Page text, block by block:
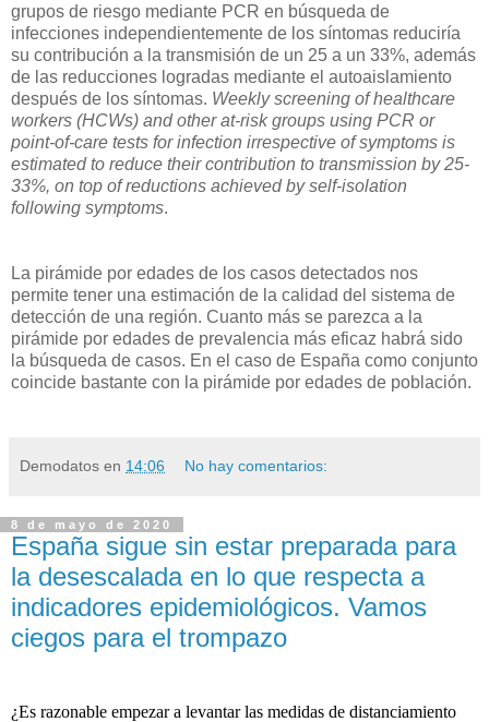
grupos de riesgo mediante PCR en búsqueda de
infecciones independientemente de los síntomas reduciría
su contribución a la transmisión de un 25 a un 33%, además
de las reducciones logradas mediante el autoaislamiento
después de los síntomas. Weekly screening of healthcare
workers (HCWs) and other at-risk groups using PCR or
point-of-care tests for infection irrespective of symptoms is
estimated to reduce their contribution to transmission by 25-
33%, on top of reductions achieved by self-isolation
following symptoms.
La pirámide por edades de los casos detectados nos
permite tener una estimación de la calidad del sistema de
detección de una región. Cuanto más se parezca a la
pirámide por edades de prevalencia más eficaz habrá sido
la búsqueda de casos. En el caso de España como conjunto
coincide bastante con la pirámide por edades de población.
Demodatos en 14:06 No hay comentarios:
8 de mayo de 2020
España sigue sin estar preparada para
la desescalada en lo que respecta a
indicadores epidemiológicos. Vamos
ciegos para el trompazo
¿Es razonable empezar a levantar las medidas de distanciamiento